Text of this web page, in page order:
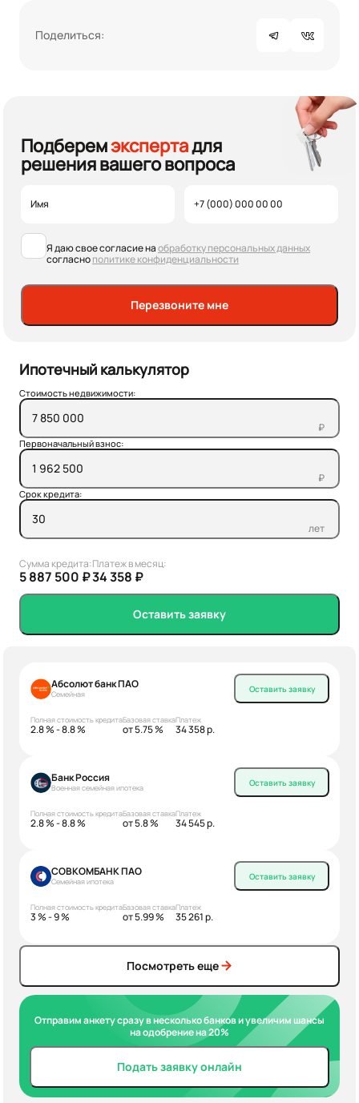
Поделиться:
Подберемэкспертадля
решения вашего вопроса
Я даю свое согласие наобработку персональных данных
согласнополитике конфиденциальности
Перезвоните мне
Ипотечный калькулятор
Стоимость недвижимости:
₽
Первоначальный взнос:
₽
Срок кредита:
лет
Сумма кредита:
5 887 500 ₽
Платеж в месяц:
34 358 ₽
Оставить заявку
Абсолют банк ПАО
Семейная
Полная стоимость кредита
2.8 % - 8.8 %
Базовая ставка
от 5.75 %
Платеж
34 358 р.
Оставить заявку
Банк Россия
Военная семейная ипотека
Полная стоимость кредита
2.8 % - 8.8 %
Базовая ставка
от 5.8 %
Платеж
34 545 р.
Оставить заявку
СОВКОМБАНК ПАО
Семейная ипотека
Полная стоимость кредита
3 % - 9 %
Базовая ставка
от 5.99 %
Платеж
35 261 р.
Оставить заявку
Посмотреть еще
Отправим анкету сразу в несколько банков и увеличим шансы
на одобрение на 20%
Подать заявку онлайн